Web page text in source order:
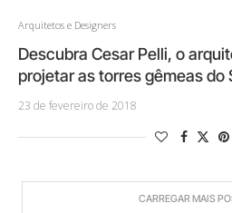
Arquitetos e Designers
Descubra Cesar Pelli, o
projetar as torres gêmeas do
23 de fevereiro de 2018
CARREGAR MAIS